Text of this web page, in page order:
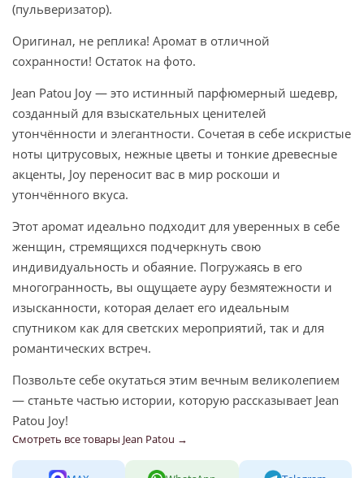
(пульверизатор).
Оригинал, не реплика! Аромат в отличной
сохранности! Остаток на фото.
Jean Patou Joy — это истинный парфюмерный шедевр,
созданный для взыскательных ценителей
утончённости и элегантности. Сочетая в себе искристые
ноты цитрусовых, нежные цветы и тонкие древесные
акценты, Joy переносит вас в мир роскоши и
утончённого вкуса.
Этот аромат идеально подходит для уверенных в себе
женщин, стремящихся подчеркнуть свою
индивидуальность и обаяние. Погружаясь в его
многогранность, вы ощущаете ауру безмятежности и
изысканности, которая делает его идеальным
спутником как для светских мероприятий, так и для
романтических встреч.
Позвольте себе окутаться этим вечным великолепием
— станьте частью истории, которую рассказывает Jean
Patou Joy!
Смотреть все товары Jean Patou →